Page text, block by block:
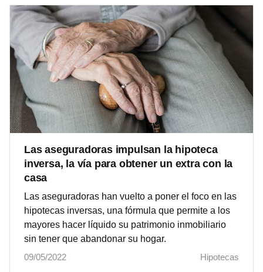
Las aseguradoras impulsan la hipoteca
inversa, la vía para obtener un extra con la
casa
Las aseguradoras han vuelto a poner el foco en las
hipotecas inversas, una fórmula que permite a los
mayores hacer líquido su patrimonio inmobiliario
sin tener que abandonar su hogar.
09/05/2022
Hipotecas